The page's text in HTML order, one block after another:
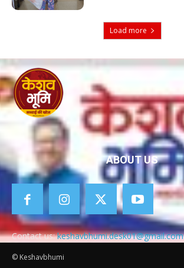
Load more
ABOUT US
Contact us:keshavbhumi.desk01@gmail.com
© Keshavbhumi